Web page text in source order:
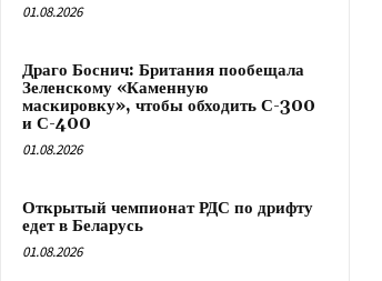
01.08.2026
Драго Боснич: Британия пообещала
Зеленскому «Каменную
маскировку», чтобы обходить С-300
и С-400
01.08.2026
Открытый чемпионат РДС по дрифту
едет в Беларусь
01.08.2026